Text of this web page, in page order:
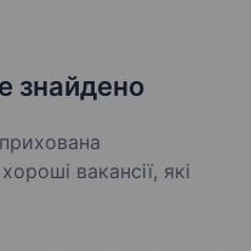
знайдено
вакансії, які